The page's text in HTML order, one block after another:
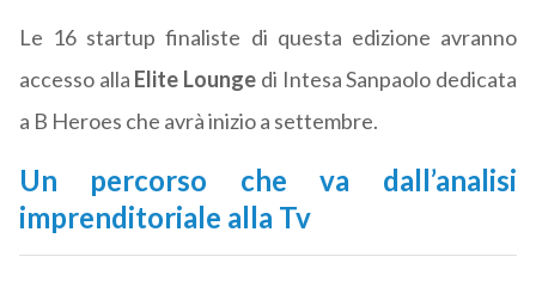
Le 16 startup finaliste di questa edizione avranno
accesso alla Elite Lounge di Intesa Sanpaolo dedicata
a B Heroes che avrà inizio a settembre.
Un percorso che va dall’analisi
imprenditoriale alla Tv